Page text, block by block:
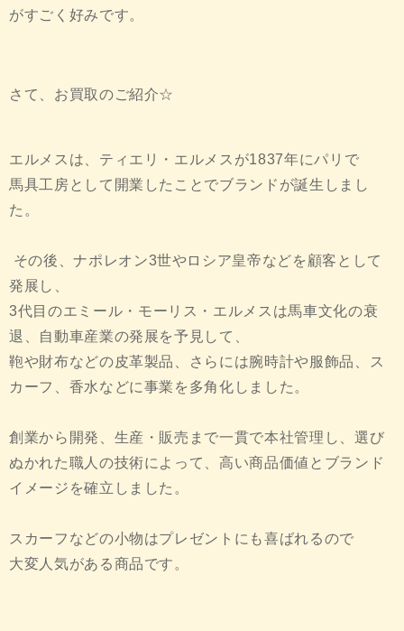
がすごく好みです。
さて、お買取のご紹介☆
エルメスは、ティエリ・エルメスが1837年にパリで
馬具工房として開業したことでブランドが誕生しまし
た。
その後、ナポレオン3世やロシア皇帝などを顧客として
発展し、
3代目のエミール・モーリス・エルメスは馬車文化の衰
退、自動車産業の発展を予見して、
鞄や財布などの皮革製品、さらには腕時計や服飾品、ス
カーフ、香水などに事業を多角化しました。
創業から開発、生産・販売まで一貫で本社管理し、選び
ぬかれた職人の技術によって、高い商品価値とブランド
イメージを確立しました。
スカーフなどの小物はプレゼントにも喜ばれるので
大変人気がある商品です。